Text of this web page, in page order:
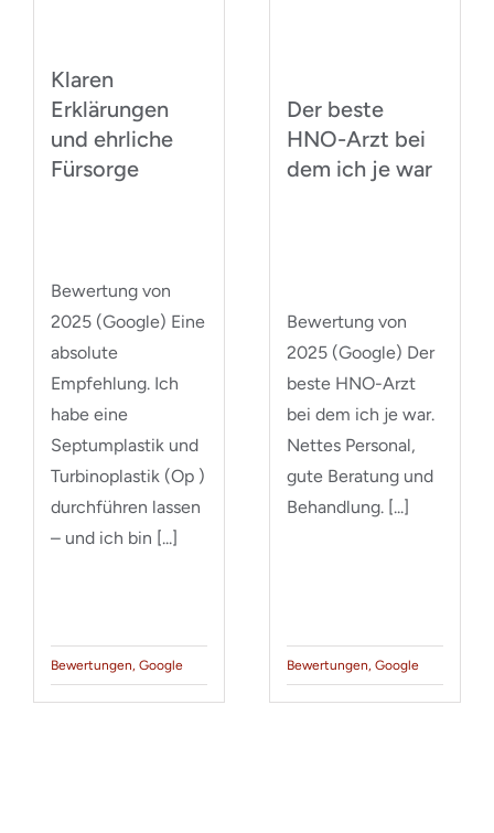
Klaren
Erklärungen
und ehrliche
Fürsorge
Bewertung von
2025 (Google) Eine
absolute
Empfehlung. Ich
habe eine
Septumplastik und
Turbinoplastik (Op )
durchführen lassen
– und ich bin [...]
Bewertungen, Google
Der beste
HNO-Arzt bei
dem ich je war
Bewertung von
2025 (Google) Der
beste HNO-Arzt
bei dem ich je war.
Nettes Personal,
gute Beratung und
Behandlung. [...]
Bewertungen, Google